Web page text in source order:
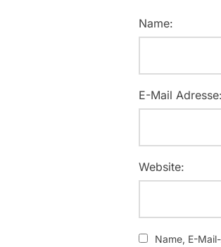
Name:
E-Mail Adresse:
Website:
Name, E-